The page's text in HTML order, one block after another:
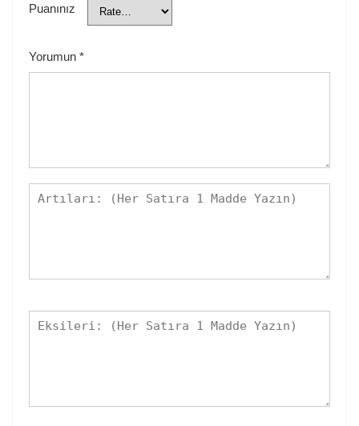
Puanınız
Yorumun *